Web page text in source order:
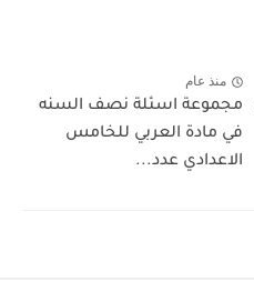
منذ عام
مجموعة اسئلة نصف السنه
في مادة العربي للخامس
الاعدادي عدد...